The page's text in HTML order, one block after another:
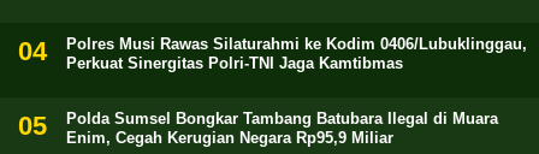
Polres Musi Rawas Silaturahmi ke Kodim 0406/Lubuklinggau,
Perkuat Sinergitas Polri-TNI Jaga Kamtibmas
Polda Sumsel Bongkar Tambang Batubara Ilegal di Muara
Enim, Cegah Kerugian Negara Rp95,9 Miliar